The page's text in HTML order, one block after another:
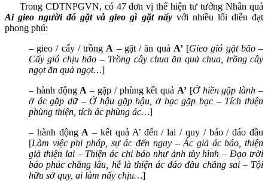
Trong CDTNPGVN, có 47 đơn vị thể hiện tư tưởng Nhân quả
Ai gieo người đó gặt và gieo gì gặt nấyvới nhiều lối diễn đạt
phong phú:
– gieo / cấy / trồng A – gặt / ăn quả A’[Gieo gió gặt bão –
Cấy gió chịu bão – Trồng cây chua ăn quả chua, trồng cây
ngọt ăn quả ngọt…]
– hành động A – gặp / phùng kết quả A’ [Ở hiền gặp lành –
ở ác gặp dữ – Ở hậu gặp hậu, ở bạc gặp bạc – Tích thiện
phùng thiện, tích ác phùng ác…]
– hành động A – kết quả A’ đến / lai / quy / báo / đáo đầu
[Làm việc phi pháp, sự ác đến ngay – Ác giả ác báo, thiện
giả thiện lai – Thiện ác chi báo như ảnh tùy hình – Đạo trời
báo phúc chẳng lâu, hễ là thiện ác đáo đầu chẳng sai – Tội
hữu sở quy, ai làm nấy chịu…]